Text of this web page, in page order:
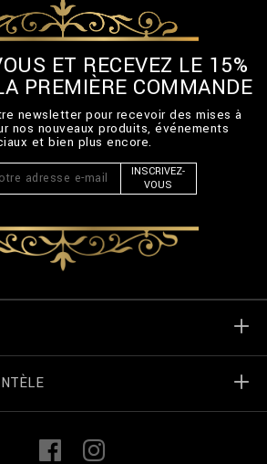
ET RECEVEZ LE 15%
PREMIÈRE COMMANDE
newsletter pour recevoir des mises à
nos nouveaux produits, événements
et bien plus encore.
INSCRIVEZ-
VOUS
i
F
a